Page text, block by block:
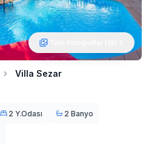
Villa Sezar
2 Y.Odası 2 Banyo